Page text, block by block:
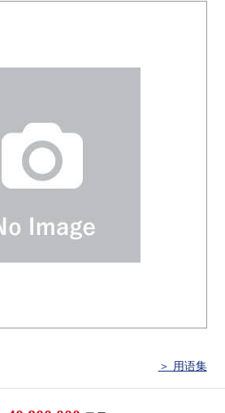
＞ 用语集